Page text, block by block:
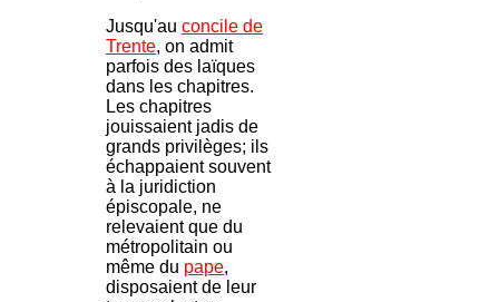
Jusqu'au concile de
Trente, on admit
parfois des laïques
dans les chapitres.
Les chapitres
jouissaient jadis de
grands privilèges; ils
échappaient souvent
à la juridiction
épiscopale, ne
relevaient que du
métropolitain ou
même du pape,
disposaient de leur